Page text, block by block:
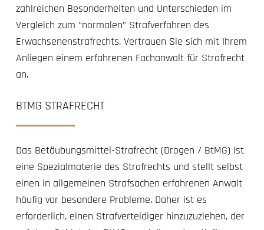
zahlreichen Besonderheiten und Unterschieden im
Vergleich zum “normalen” Strafverfahren des
Erwachsenenstrafrechts. Vertrauen Sie sich mit Ihrem
Anliegen einem erfahrenen Fachanwalt für Strafrecht
an.
BTMG STRAFRECHT
Das Betäubungsmittel-Strafrecht (Drogen / BtMG) ist
eine Spezialmaterie des Strafrechts und stellt selbst
einen in allgemeinen Strafsachen erfahrenen Anwalt
häufig vor besondere Probleme. Daher ist es
erforderlich, einen Strafverteidiger hinzuzuziehen, der